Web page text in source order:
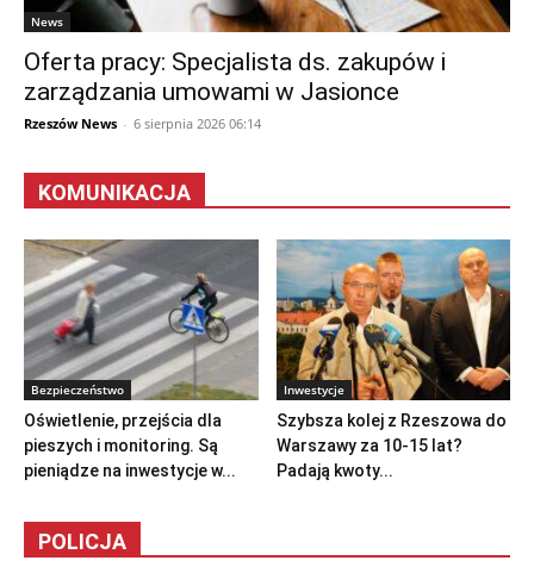
News
Oferta pracy: Specjalista ds. zakupów i
zarządzania umowami w Jasionce
Rzeszów News - 6 sierpnia 2026 06:14
KOMUNIKACJA
Bezpieczeństwo
Oświetlenie, przejścia dla
pieszych i monitoring. Są
pieniądze na inwestycje w...
Inwestycje
Szybsza kolej z Rzeszowa do
Warszawy za 10-15 lat?
Padają kwoty...
POLICJA